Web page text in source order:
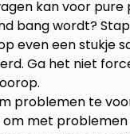
kan voor pure
bang wordt?
even een stukje
Ga het niet
problemen te
met problemen